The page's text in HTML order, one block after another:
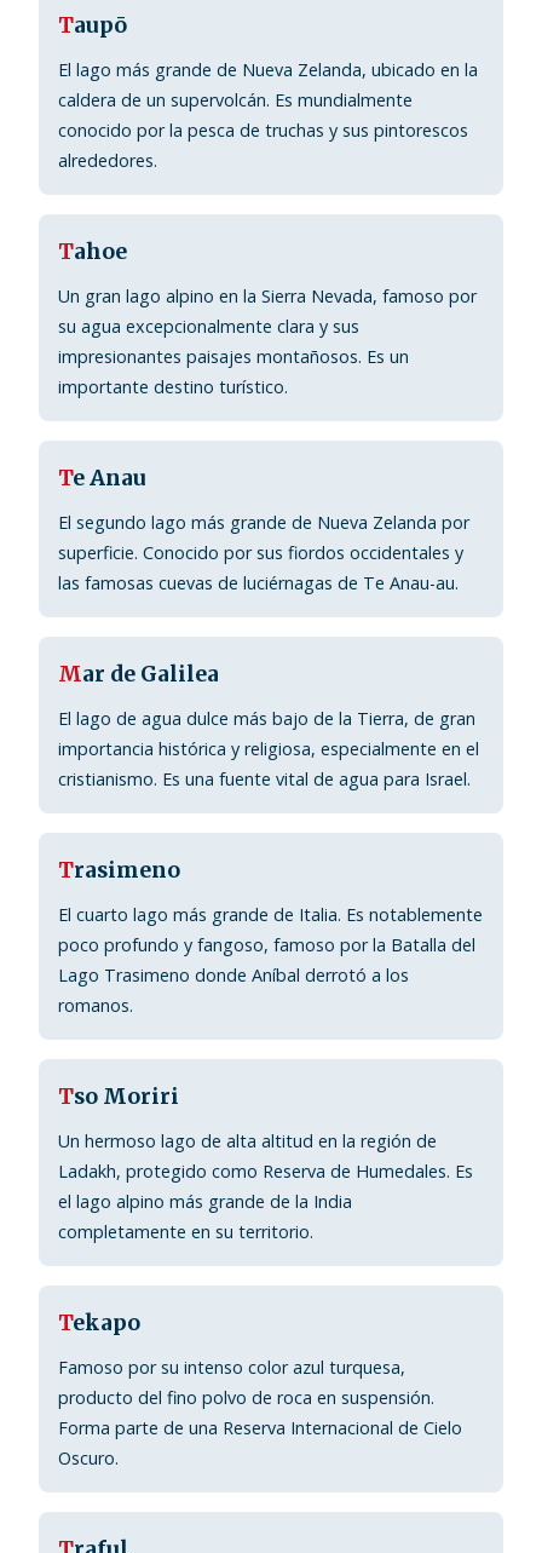
Taupō
El lago más grande de Nueva Zelanda, ubicado en la
caldera de un supervolcán. Es mundialmente
conocido por la pesca de truchas y sus pintorescos
alrededores.
Tahoe
Un gran lago alpino en la Sierra Nevada, famoso por
su agua excepcionalmente clara y sus
impresionantes paisajes montañosos. Es un
importante destino turístico.
Te Anau
El segundo lago más grande de Nueva Zelanda por
superficie. Conocido por sus fiordos occidentales y
las famosas cuevas de luciérnagas de Te Anau-au.
Mar de Galilea
El lago de agua dulce más bajo de la Tierra, de gran
importancia histórica y religiosa, especialmente en el
cristianismo. Es una fuente vital de agua para Israel.
Trasimeno
El cuarto lago más grande de Italia. Es notablemente
poco profundo y fangoso, famoso por la Batalla del
Lago Trasimeno donde Aníbal derrotó a los
romanos.
Tso Moriri
Un hermoso lago de alta altitud en la región de
Ladakh, protegido como Reserva de Humedales. Es
el lago alpino más grande de la India
completamente en su territorio.
Tekapo
Famoso por su intenso color azul turquesa,
producto del fino polvo de roca en suspensión.
Forma parte de una Reserva Internacional de Cielo
Oscuro.